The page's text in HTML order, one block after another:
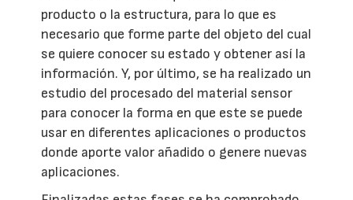
producto o la estructura, para lo que es
necesario que forme parte del objeto del cual
se quiere conocer su estado y obtener así la
información. Y, por último, se ha realizado un
estudio del procesado del material sensor
para conocer la forma en que este se puede
usar en diferentes aplicaciones o productos
donde aporte valor añadido o genere nuevas
aplicaciones.